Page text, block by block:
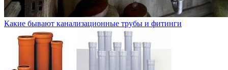
Какие бывают канализационные трубы и фитинги